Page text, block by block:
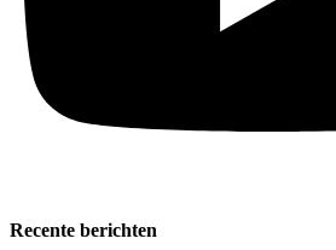
Recente berichten